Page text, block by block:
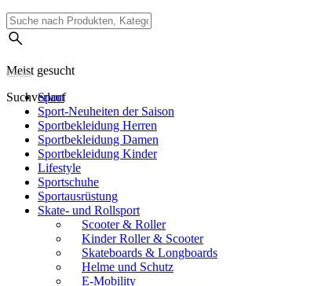
Meist gesucht
Suchverlauf
Sport
Sport-Neuheiten der Saison
Sportbekleidung Herren
Sportbekleidung Damen
Sportbekleidung Kinder
Lifestyle
Sportschuhe
Sportausrüstung
Skate- und Rollsport
Scooter & Roller
Kinder Roller & Scooter
Skateboards & Longboards
Helme und Schutz
E-Mobility